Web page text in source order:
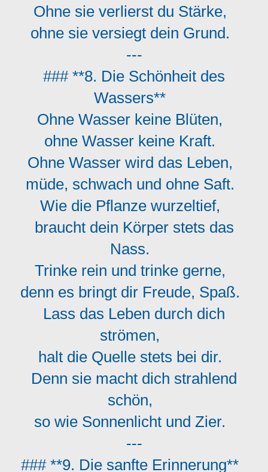
Ohne sie verlierst du Stärke,
ohne sie versiegt dein Grund.
---
### **8. Die Schönheit des
Wassers**
Ohne Wasser keine Blüten,
ohne Wasser keine Kraft.
Ohne Wasser wird das Leben,
müde, schwach und ohne Saft.
Wie die Pflanze wurzeltief,
braucht dein Körper stets das
Nass.
Trinke rein und trinke gerne,
denn es bringt dir Freude, Spaß.
Lass das Leben durch dich
strömen,
halt die Quelle stets bei dir.
Denn sie macht dich strahlend
schön,
so wie Sonnenlicht und Zier.
---
### **9. Die sanfte Erinnerung**